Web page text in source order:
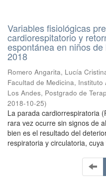
Variables fisiológicas
cardiorespitatorio y
espontánea en niños
2018
Romero Angarita, Lucía
Facultad de Medicina,
Los Andes, Postgrado de
2018-10-25)
La parada cardiorrespiratoria
rara vez ocurre sin signos de
bien es el resultado del
respiratoria y circulatoria, cuya